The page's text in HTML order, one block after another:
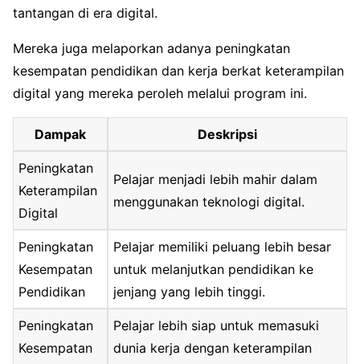
tantangan di era digital.
Mereka juga melaporkan adanya peningkatan
kesempatan pendidikan dan kerja berkat keterampilan
digital yang mereka peroleh melalui program ini.
Dampak Deskripsi
Peningkatan
Keterampilan
Digital
Pelajar menjadi lebih mahir dalam
menggunakan teknologi digital.
Peningkatan
Kesempatan
Pendidikan
Pelajar memiliki peluang lebih besar
untuk melanjutkan pendidikan ke
jenjang yang lebih tinggi.
Peningkatan
Kesempatan
Pelajar lebih siap untuk memasuki
dunia kerja dengan keterampilan